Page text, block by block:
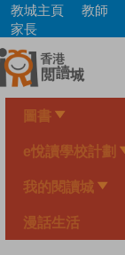
Skip
main
content
教城主頁 教師
家長
圖書
e悅讀學校計劃
我的閱讀城
漫話生活